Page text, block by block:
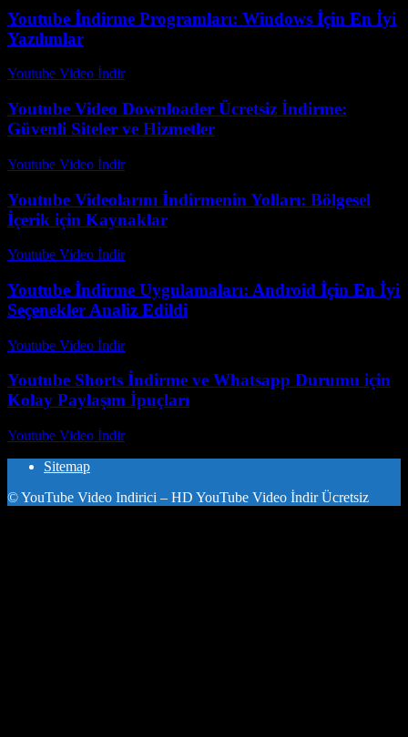
Youtube İndirme Programları: Windows İçin En İyi
Yazılımlar
Youtube Video İndir-
Youtube Video Downloader Ücretsiz İndirme:
Güvenli Siteler ve Hizmetler
Youtube Video İndir-
Youtube Videolarını İndirmenin Yolları: Bölgesel
İçerik için Kaynaklar
Youtube Video İndir-
Youtube İndirme Uygulamaları: Android İçin En İyi
Seçenekler Analiz Edildi
Youtube Video İndir-
Youtube Shorts İndirme ve Whatsapp Durumu için
Kolay Paylaşım İpuçları
Youtube Video İndir-
Sitemap
© YouTube Video Indirici – HD YouTube Video İndir Ücretsiz